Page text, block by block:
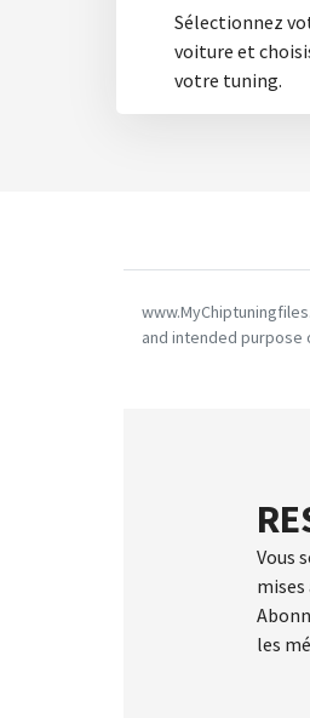
Sélectionnez
voiture et
votre tuning.
and intended
Vous
les